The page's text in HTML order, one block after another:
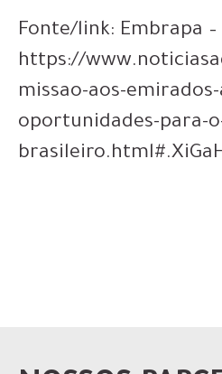
Fonte/link: Embrapa –
https://
missao-aos-
oportunidades-para-